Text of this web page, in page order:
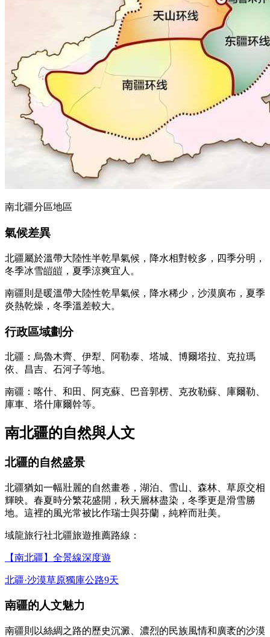
南北疆分區地區
氣候差異
北疆屬於溫帶大陸性半乾旱氣候，降水相對較多，四季分明，
冬季冰雪皚皚，夏季涼爽宜人。
南疆則是暖溫帶大陸性乾旱氣候，降水稀少，沙漠廣布，夏季
炎熱乾燥，冬季溫差較大。
行政區域劃分
北疆：烏魯木齊、伊犁、阿勒泰、塔城、博爾塔拉、克拉瑪
依、昌吉、石河子等地。
南疆：喀什、和田、阿克蘇、巴音郭楞、克孜勒蘇、庫爾勒、
庫車、塔什庫爾幹等。
南北疆的自然與人文
北疆的自然盛景
北疆猶如一幅壯麗的自然畫卷，湖泊、雪山、森林、草原交相
輝映。春夏時分繁花盛開，秋天層林盡染，冬季更是滑雪勝
地。這裡的風光常被比作瑞士與芬蘭，純粹而壯美。
域龍旅行社北疆旅遊推薦路線：
【南北疆】全景線深度遊
北疆·沙漠草原獨庫公路9天
南疆的人文魅力
南疆則以絲綢之路的歷史沉澱、濃烈的民族風情和廣袤的沙漠